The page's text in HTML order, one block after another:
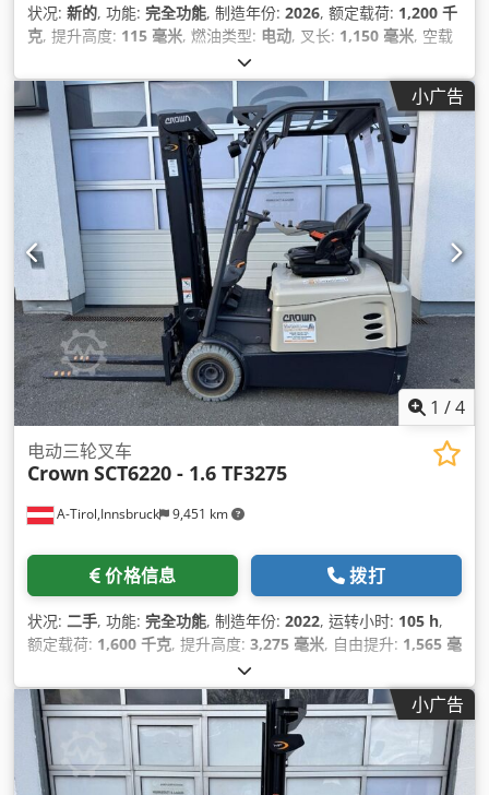
状况: 新的, 功能: 完全功能, 制造年份: 2026, 额定载荷: 1,200 千
克, 提升高度: 115 毫米, 燃油类型: 电动, 叉长: 1,150 毫米, 空载
1,520 毫米
度:560 毫米,
小广告
1 /4
A-Tirol,Innsbruck 9,451 km
电动三轮叉车
Crown SCT6220 - 1.6 TF3275
价格信息 拨打
状况: 二手, 功能: 完全功能, 制造年份: 2022, 运转小时: 105 h,
额定载荷: 1,600 千克, 提升高度: 3,275 毫米, 自由提升: 1,565 毫
双工
1,150 毫米, 空载重量:3,350 千克, 驱动类型:Elektro, 施工宽度:
1,070 毫米, 小广告